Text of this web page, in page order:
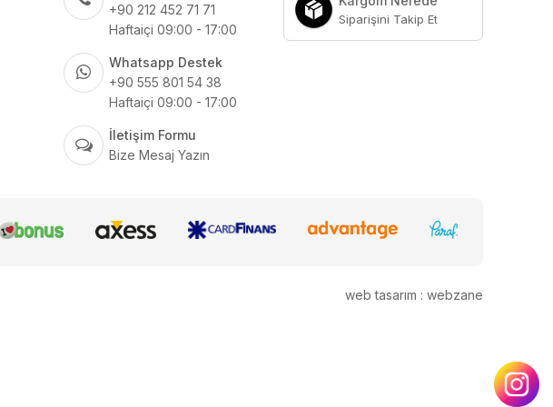
+90 212 452 71 71
Haftaiçi 09:00 - 17:00
Whatsapp Destek
+90 555 801 54 38
Haftaiçi 09:00 - 17:00
İletişim Formu
Bize Mesaj Yazın
Siparişini Takip Et
web tasarım : webzane